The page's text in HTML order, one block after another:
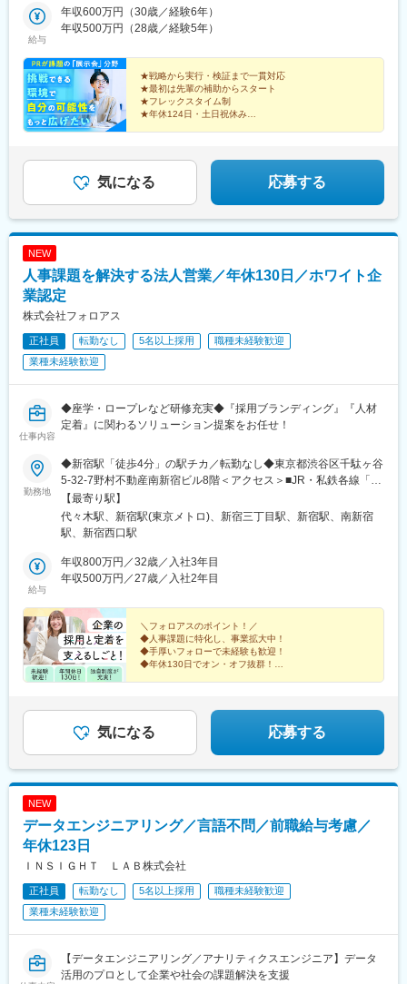
給与
年収600万円（30歳／経験6年）
年収500万円（28歳／経験5年）
★戦略から実行・検証まで一貫対応
★最初は先輩の補助からスタート
★フレックスタイム制
★年休124日・土日祝休み
もっと成果を実感しやすい環境で。
気になる 応募する
NEW
人事課題を解決する法人営業／年休130日／ホワイト企
業認定
株式会社フォロアス
正社員 転勤なし 5名以上採用
職種未経験歓迎
業種未経験歓迎
仕事内容
◆座学・ロープレなど研修充実◆『採用ブランディング』『人材
定着』に関わるソリューション提案をお任せ！
勤務地
◆新宿駅「徒歩4分」の駅チカ／転勤なし◆東京都渋谷区千駄ヶ谷
5-32-7野村不動産南新宿ビル8階＜アクセス＞■JR・私鉄各線「新
宿駅」新南口より徒歩4分■東京メトロ各線「新宿三丁目駅」E8出
口より徒歩3分■総武線 「代々木駅」 東口より徒歩5分■小田急小
田原線 「新宿駅」 南口より徒歩7分■京王線 「新宿駅」 JR中央西
【最寄り駅】
代々木駅、新宿駅(東京メトロ)、新宿三丁目駅、新宿駅、南新宿
駅、新宿西口駅
給与
年収800万円／32歳／入社3年目
年収500万円／27歳／入社2年目
＼フォロアスのポイント！／
◆人事課題に特化し、事業拡大中！
◆手厚いフォローで未経験も歓迎！
◆年休130日でオン・オフ抜群！
気になる 応募する
NEW
データエンジニアリング／言語不問／前職給与考慮／
年休123日
ＩＮＳＩＧＨＴ ＬＡＢ株式会社
正社員 転勤なし 5名以上採用
職種未経験歓迎
業種未経験歓迎
【データエンジニアリング／アナリティクスエンジニア】データ
活用のプロとして企業や社会の課題解決を支援